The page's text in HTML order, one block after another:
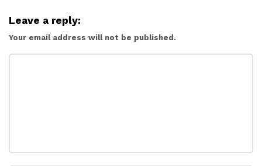
Leave a reply:
Your email address will not be published.